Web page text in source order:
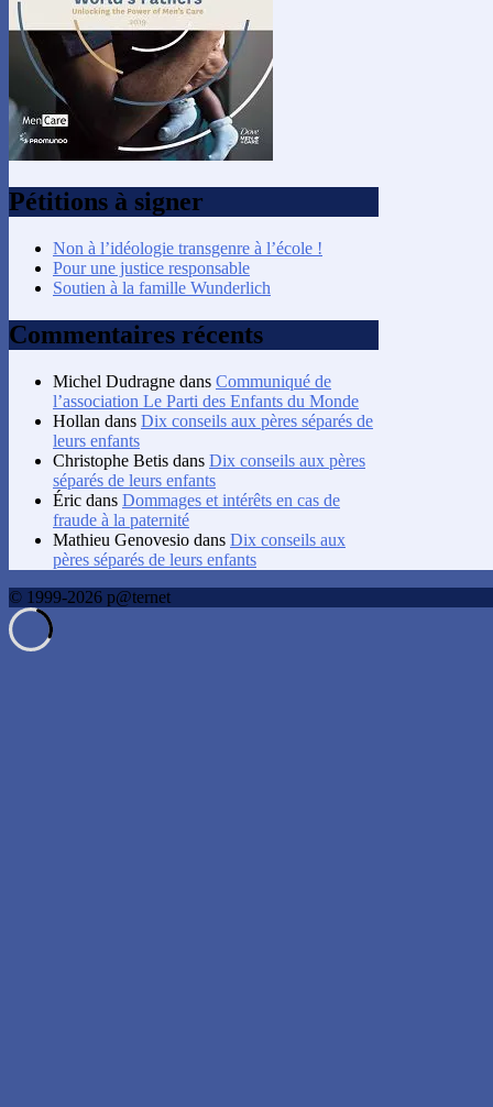
Pétitions à signer
Non à l’idéologie transgenre à l’école !
Pour une justice responsable
Soutien à la famille Wunderlich
Commentaires récents
Michel Dudragne dans Communiqué de
l’association Le Parti des Enfants du Monde
Hollan dans Dix conseils aux pères séparés de
leurs enfants
Christophe Betis dans Dix conseils aux pères
séparés de leurs enfants
Éric dans Dommages et intérêts en cas de
fraude à la paternité
Mathieu Genovesio dans Dix conseils aux
pères séparés de leurs enfants
© 1999-2026 p@ternet